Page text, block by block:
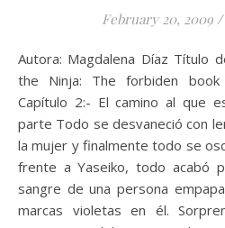
February 20, 2009 /
Autora: Magdalena Díaz Título de la obra: The Legend of
the Ninja: The forbiden book
Capítulo 2:- El camino al que
parte Todo se desvaneció con
la mujer y finalmente todo se
frente a Yaseiko, todo acabó
sangre de una persona
marcas violetas en él.